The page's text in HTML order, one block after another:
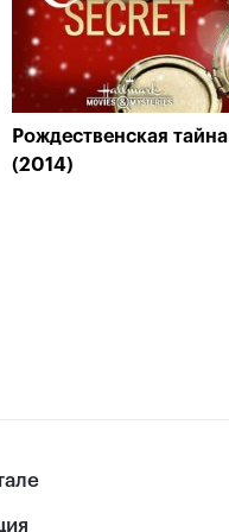
Рождественская тайна
(2014)